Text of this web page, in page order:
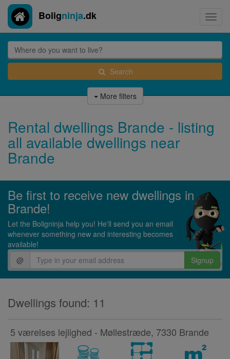
Boligninja.dk
Search
More filters
Rental dwellings Brande - listing
all available dwellings near
Brande
Be first to receive new dwellings in
Brande!
Let the Boligninja help you! He'll send you an email
whenever something new and interesting becomes
available!
@
Signup
Dwellings found: 11
5 værelses lejlighed - Møllestræde, 7330 Brande